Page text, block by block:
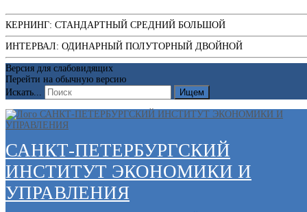
КЕРНИНГ: СТАНДАРТНЫЙ СРЕДНИЙ БОЛЬШОЙ
ИНТЕРВАЛ: ОДИНАРНЫЙ ПОЛУТОРНЫЙ ДВОЙНОЙ
Версия для слабовидящих
Перейти на обычную версию
Искать...
Ищем
САНКТ-ПЕТЕРБУРГСКИЙ
ИНСТИТУТ ЭКОНОМИКИ И
УПРАВЛЕНИЯ